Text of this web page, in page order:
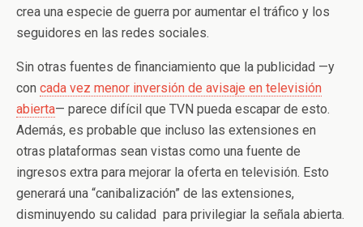
crea una especie de guerra por aumentar el tráfico y los
seguidores en las redes sociales.
Sin otras fuentes de financiamiento que la publicidad —y
con cada vez menor inversión de avisaje en televisión
abierta— parece difícil que TVN pueda escapar de esto.
Además, es probable que incluso las extensiones en
otras plataformas sean vistas como una fuente de
ingresos extra para mejorar la oferta en televisión. Esto
generará una “canibalización” de las extensiones,
disminuyendo su calidad para privilegiar la señala abierta.